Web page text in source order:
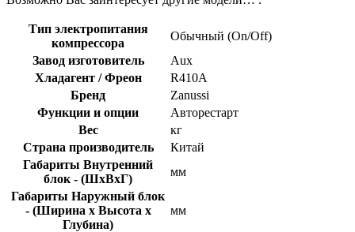
Тип электропитания
компрессора
Обычный (On/Off)
Завод изготовитель
Aux
Хладагент / Фреон
R410A
Бренд
Zanussi
Функции и опции
Авторестарт
Вес
кг
Страна производитель
Китай
Габариты Внутренний
блок - (ШхВхГ)
мм
Габариты Наружный блок
- (Ширина х Высота х
Глубина)
мм